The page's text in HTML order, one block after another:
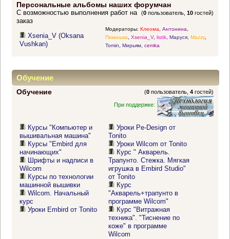
Персональные альбомы наших форумчан
(0 пользователь,10 гостей)
С возможностью выполнения работ на
заказ
Xsenia_V (Oksana
Vushkan)
Модераторы: Клеома, Антонина,
Пимошка, Xsenia_V, listik, Маруся, Mazzy,
Tomin, Мирьям, cemka
Обучение
Обучение (0 пользователь,4 гостей)
При поддержке:
Курсы "Компьютер и
вышивальная машина"
Курсы "Embird для
начинающих"
Шрифты и надписи в
Wilcom
Курсы по технологии
машинной вышивки
Wilcom. Начальный
курс
Уроки Embird от Tonito
Уроки Pe-Design от
Tonito
Уроки Wilcom от Tonito
Курс " Акварель.
Трапунто. Стежка. Мягкая
игрушка в Embird Studio"
от Tonito
Курс
"Акварель+трапунто в
программе Wilcom"
Курс "Витражная
техника". "Тиснение по
коже" в программе
Wilcom